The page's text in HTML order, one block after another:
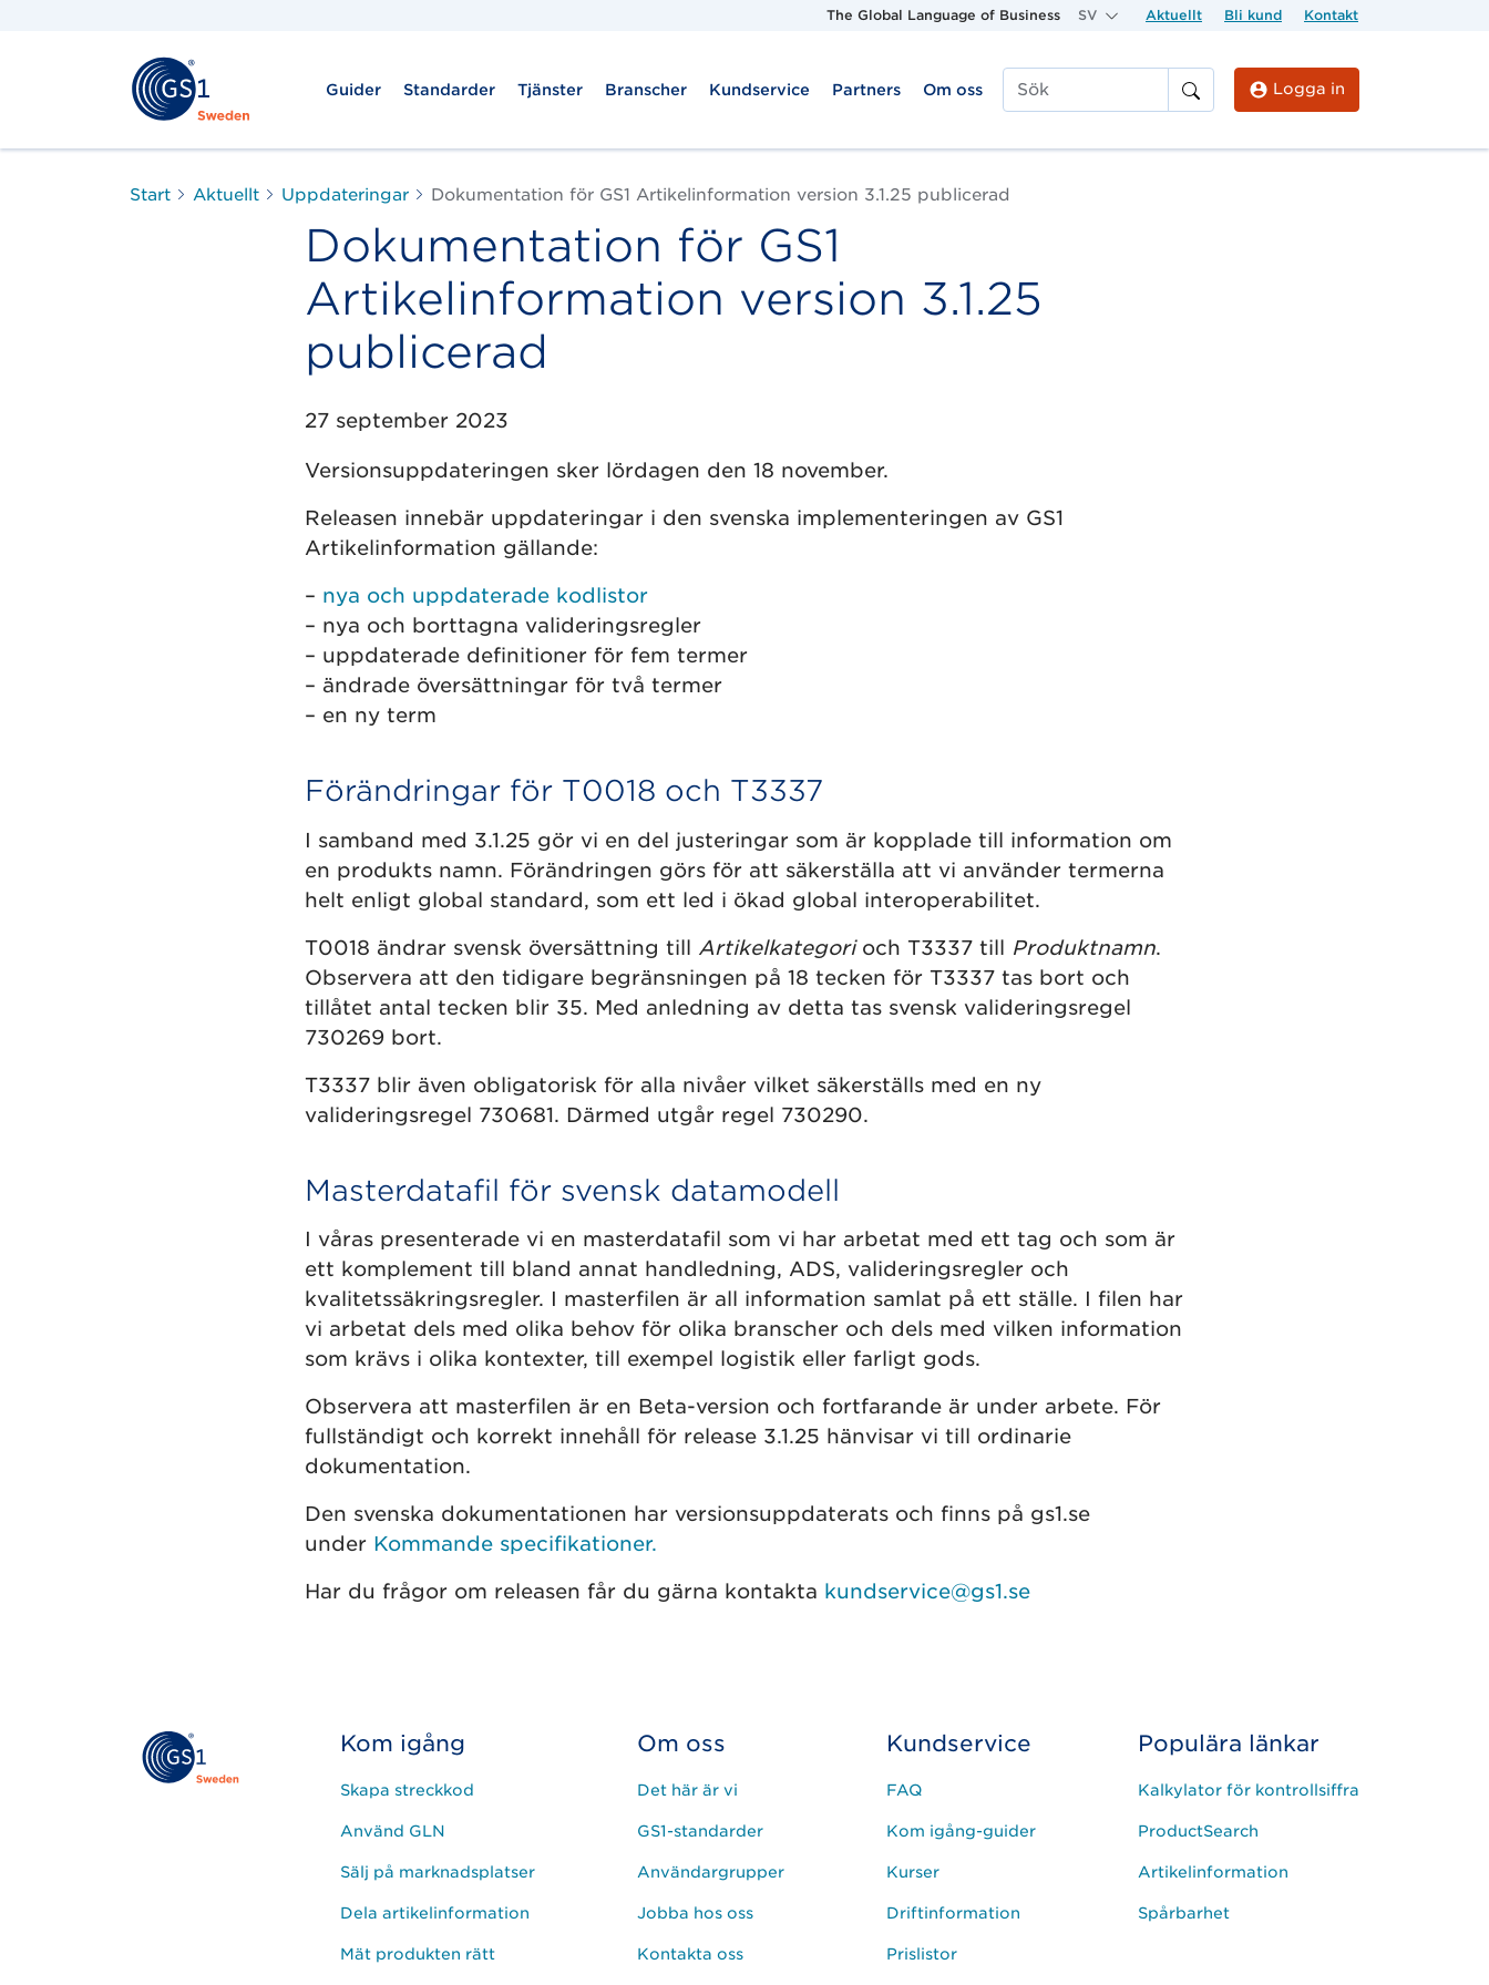
The Global Language of Business SV Aktuellt Bli kund Kontakt
Guider Standarder Tjänster Branscher Kundservice Partners
Om oss
Sök
Logga in
Start Aktuellt Uppdateringar Dokumentation för GS1 Artikelinformation version 3.1.25 publicerad
Dokumentation för GS1
Artikelinformation version 3.1.25
publicerad
27 september 2023
Versionsuppdateringen sker lördagen den 18 november.
Releasen innebär uppdateringar i den svenska implementeringen av GS1
Artikelinformation gällande:
– nya och uppdaterade kodlistor
– nya och borttagna valideringsregler
– uppdaterade definitioner för fem termer
– ändrade översättningar för två termer
– en ny term
Förändringar för T0018 och T3337
I samband med 3.1.25 gör vi en del justeringar som är kopplade till information om
en produkts namn. Förändringen görs för att säkerställa att vi använder termerna
helt enligt global standard, som ett led i ökad global interoperabilitet.
T0018 ändrar svensk översättning till Artikelkategorioch T3337 till Produktnamn.
Observera att den tidigare begränsningen på 18 tecken för T3337 tas bort och
tillåtet antal tecken blir 35. Med anledning av detta tas svensk valideringsregel
730269 bort.
T3337 blir även obligatorisk för alla nivåer vilket säkerställs med en ny
valideringsregel 730681. Därmed utgår regel 730290.
Masterdatafil för svensk datamodell
I våras presenterade vi en masterdatafil som vi har arbetat med ett tag och som är
ett komplement till bland annat handledning, ADS, valideringsregler och
kvalitetssäkringsregler. I masterfilen är all information samlat på ett ställe. I filen har
vi arbetat dels med olika behov för olika branscher och dels med vilken information
som krävs i olika kontexter, till exempel logistik eller farligt gods.
Observera att masterfilen är en Beta-version och fortfarande är under arbete. För
fullständigt och korrekt innehåll för release 3.1.25 hänvisar vi till ordinarie
dokumentation.
Den svenska dokumentationen har versionsuppdaterats och finns på gs1.se
under Kommande specifikationer.
Har du frågor om releasen får du gärna kontakta kundservice@gs1.se
Kom igång
Skapa streckkod
Använd GLN
Sälj på marknadsplatser
Dela artikelinformation
Mät produkten rätt
Om oss
Det här är vi
GS1-standarder
Användargrupper
Jobba hos oss
Kontakta oss
Kundservice
FAQ
Kom igång-guider
Kurser
Driftinformation
Prislistor
Populära länkar
Kalkylator för kontrollsiffra
ProductSearch
Artikelinformation
Spårbarhet